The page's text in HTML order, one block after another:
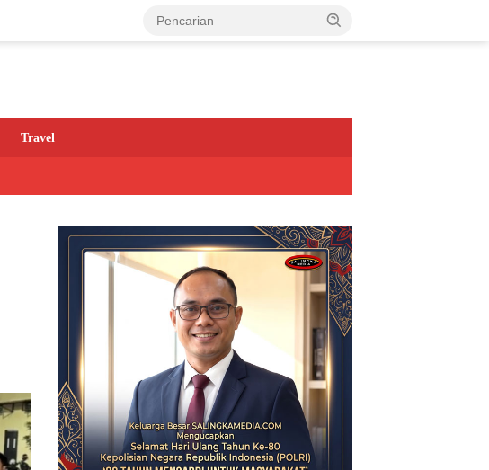
Travel